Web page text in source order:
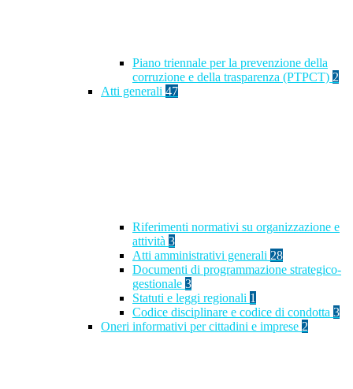
Piano triennale per la prevenzione della
corruzione e della trasparenza (PTPCT) 2
Atti generali 47
Riferimenti normativi su organizzazione e
attività 3
Atti amministrativi generali 28
Documenti di programmazione strategico-
gestionale 3
Statuti e leggi regionali 1
Codice disciplinare e codice di condotta 3
Oneri informativi per cittadini e imprese 2